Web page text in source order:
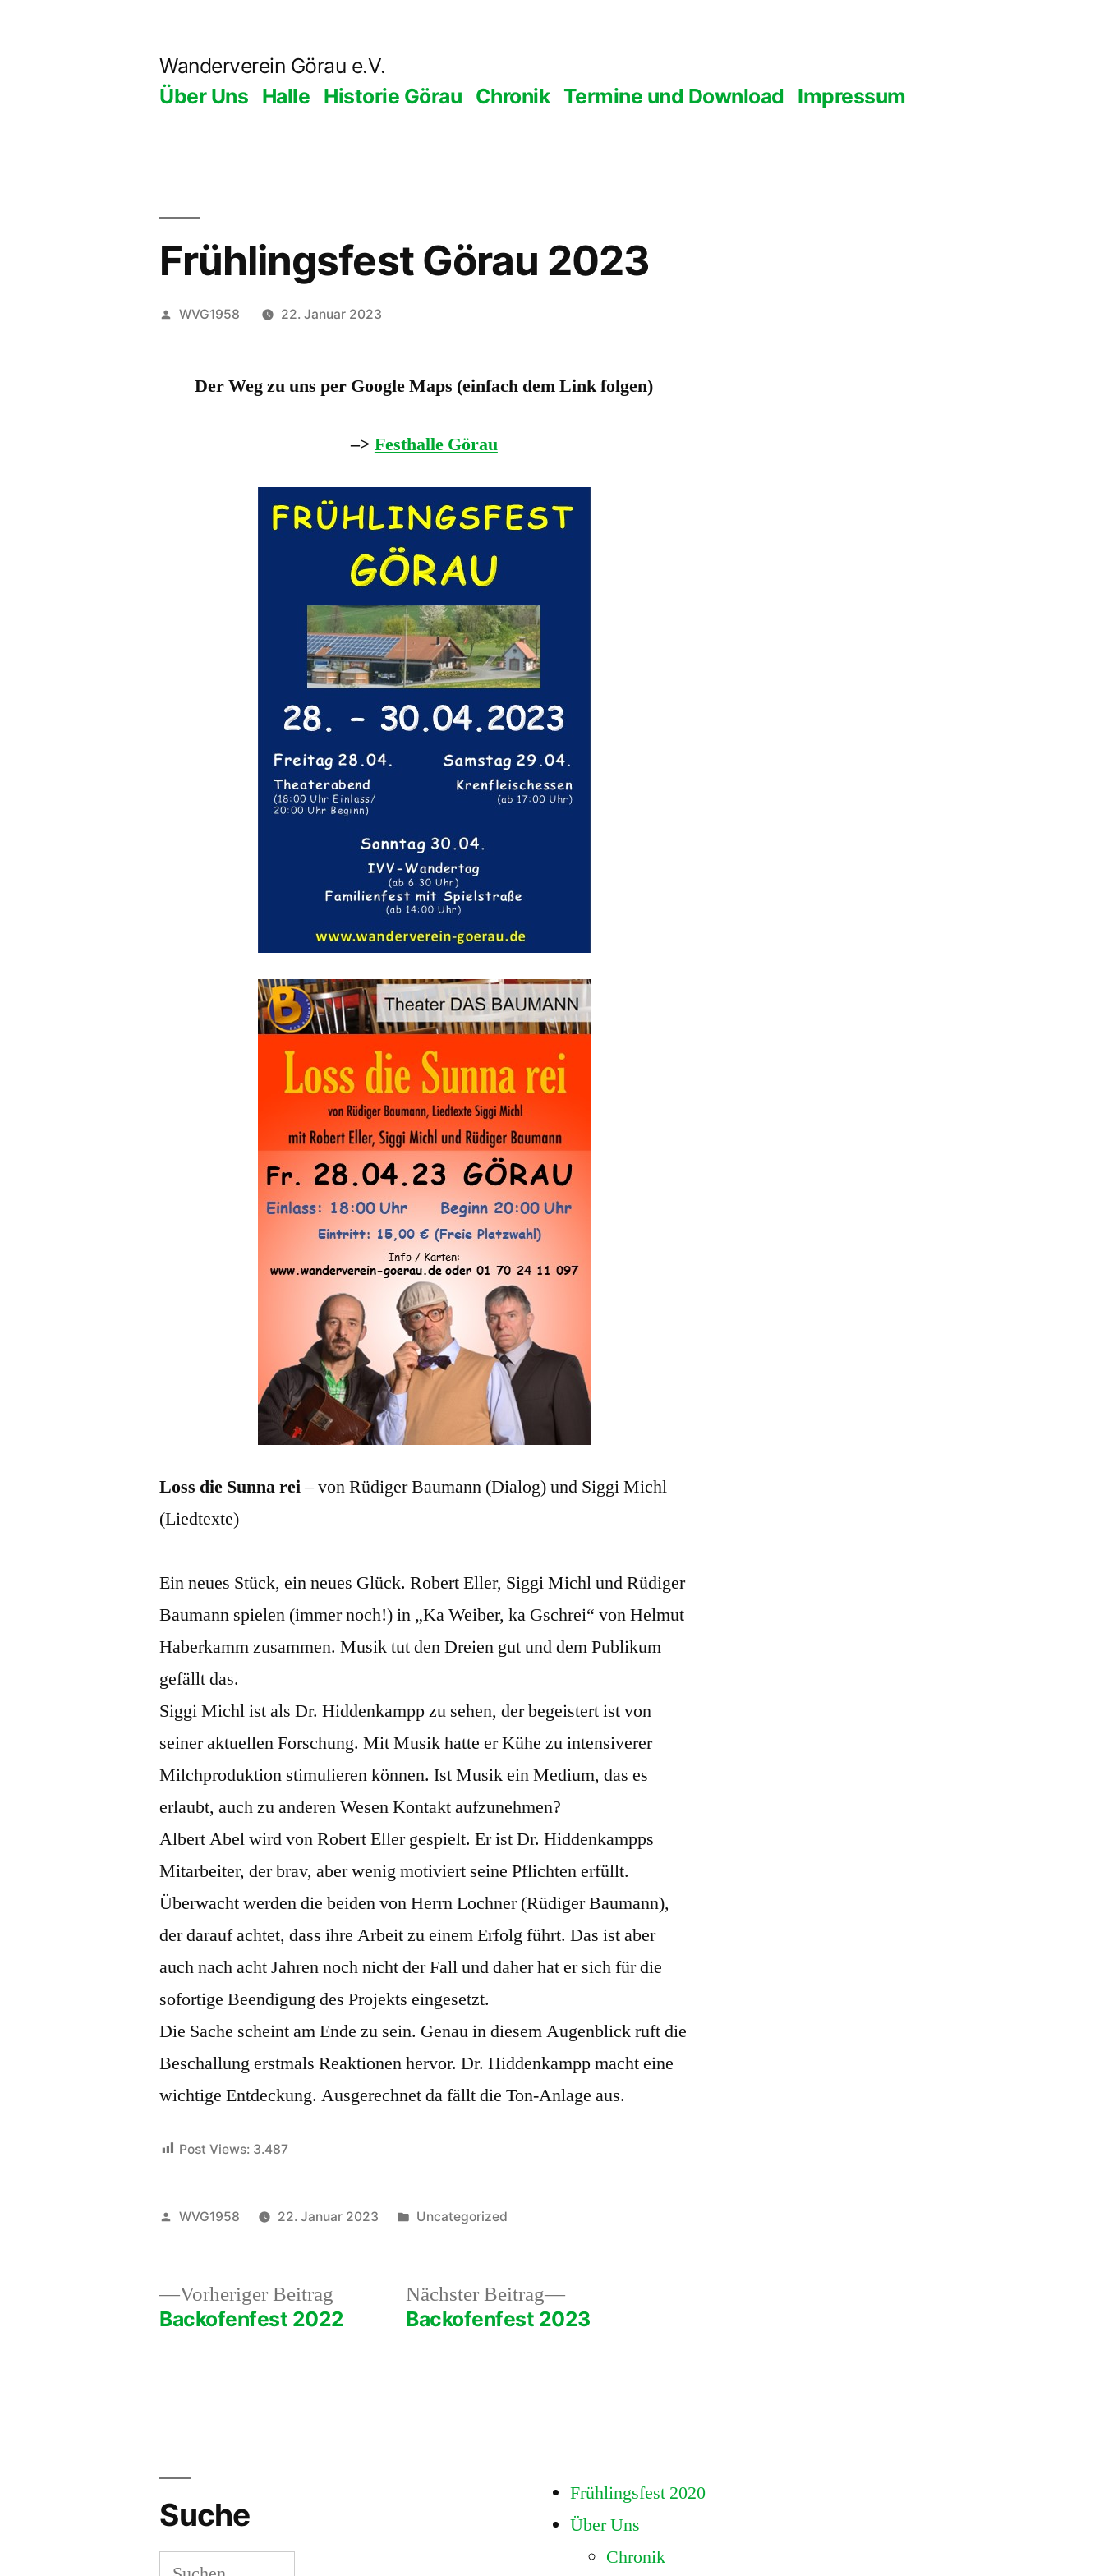
Wanderverein Görau e.V.
Über Uns Halle Historie Görau Chronik Termine und Download Impressum
Frühlingsfest Görau 2023
Veröffentlicht
WVG1958 22. Januar 2023
Der Weg zu uns per Google Maps (einfach dem Link folgen)
–> Festhalle Görau
Loss die Sunna rei– von Rüdiger Baumann (Dialog) und Siggi Michl
(Liedtexte)
Ein neues Stück, ein neues Glück. Robert Eller, Siggi Michl und Rüdiger
Baumann spielen (immer noch!) in „Ka Weiber, ka Gschrei“ von Helmut
Haberkamm zusammen. Musik tut den Dreien gut und dem Publikum
gefällt das.
Siggi Michl ist als Dr. Hiddenkampp zu sehen, der begeistert ist von
seiner aktuellen Forschung. Mit Musik hatte er Kühe zu intensiverer
Milchproduktion stimulieren können. Ist Musik ein Medium, das es
erlaubt, auch zu anderen Wesen Kontakt aufzunehmen?
Albert Abel wird von Robert Eller gespielt. Er ist Dr. Hiddenkampps
Mitarbeiter, der brav, aber wenig motiviert seine Pflichten erfüllt.
Überwacht werden die beiden von Herrn Lochner (Rüdiger Baumann),
der darauf achtet, dass ihre Arbeit zu einem Erfolg führt. Das ist aber
auch nach acht Jahren noch nicht der Fall und daher hat er sich für die
sofortige Beendigung des Projekts eingesetzt.
Die Sache scheint am Ende zu sein. Genau in diesem Augenblick ruft die
Beschallung erstmals Reaktionen hervor. Dr. Hiddenkampp macht eine
wichtige Entdeckung. Ausgerechnet da fällt die Ton-Anlage aus.
Post Views: 3.487
Veröffentlicht
WVG1958 22. Januar 2023
Veröffentlicht
Uncategorized
Beitragsnavigation
Vorheriger Beitrag Vorheriger
Beitrag:
Backofenfest 2022
Nächster Beitrag
Nächster
Beitrag:
Backofenfest 2023
Suche
Suchen
Frühlingsfest 2020
Über Uns
Chronik